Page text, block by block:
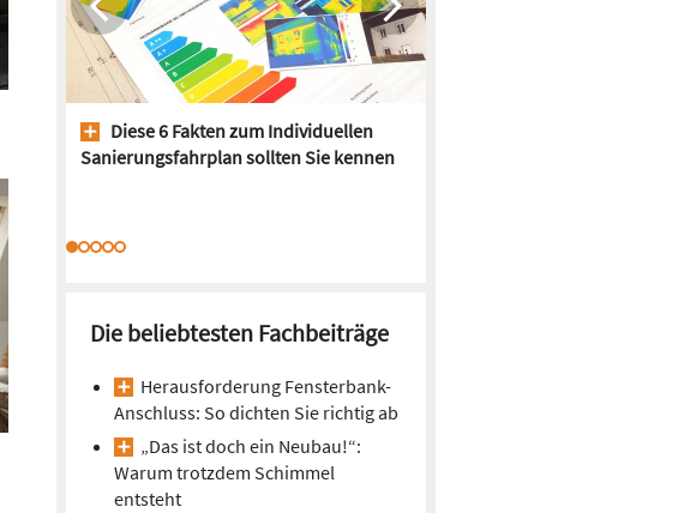
Diese 6 Fakten zum Individuellen
Sanierungsfahrplan sollten Sie kennen
Die beliebtesten Fachbeiträge
Herausforderung Fensterbank-
Anschluss: So dichten Sie richtig ab
„Das ist doch ein Neubau!“:
Warum trotzdem Schimmel
entsteht